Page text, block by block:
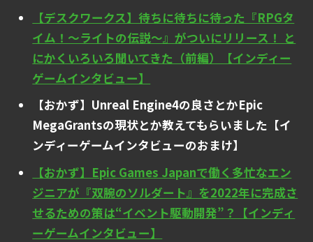
【デスクワークス】待ちに待ちに待った『RPGタ
イム！～ライトの伝説～』がついにリリース！ と
にかくいろいろ聞いてきた（前編）【インディー
ゲームインタビュー】
【おかず】Unreal Engine4の良さとかEpic
MegaGrantsの現状とか教えてもらいました【イ
ンディーゲームインタビューのおまけ】
【おかず】Epic Games Japanで働く多忙なエン
ジニアが『双腕のソルダート』を2022年に完成さ
せるための策は“イベント駆動開発”？【インディ
ーゲームインタビュー】